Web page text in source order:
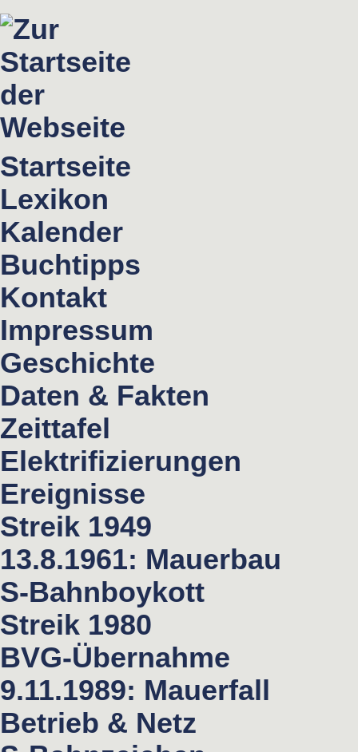
Startseite
Lexikon
Kalender
Buchtipps
Kontakt
Impressum
Geschichte
Daten & Fakten
Zeittafel
Elektrifizierungen
Ereignisse
Streik 1949
13.8.1961: Mauerbau
S-Bahnboykott
Streik 1980
BVG-Übernahme
9.11.1989: Mauerfall
Betrieb & Netz